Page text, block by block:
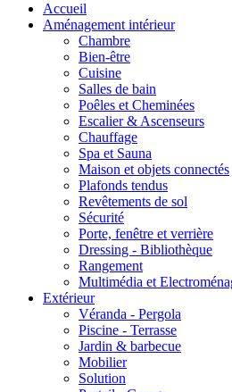
Accueil
Aménagement intérieur
Chambre
Bien-être
Cuisine
Salles de bain
Poêles et Cheminées
Escalier & Ascenseurs
Chauffage
Spa et Sauna
Maison et objets connectés
Plafonds tendus
Revêtements de sol
Sécurité
Porte, fenêtre et verrière
Dressing - Bibliothèque
Rangement
Multimédia et
Extérieur
Véranda - Pergola
Piscine - Terrasse
Jardin & barbecue
Mobilier
Solution